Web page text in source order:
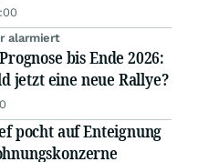
alarmiert
bis Ende 2026:
jetzt eine neue Rallye?
pocht auf Enteignung